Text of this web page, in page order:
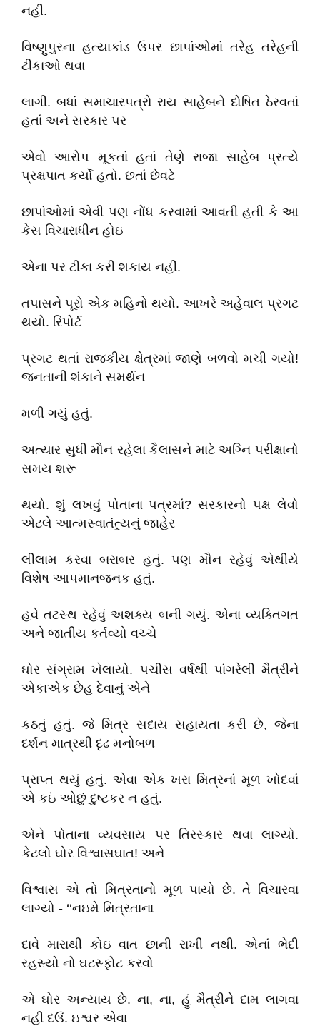
નહીં.
વિષ્ણુપુરના હત્યાકાંડ ઉપર છાપાંઓમાં તરેહ તરેહની
ટીકાઓ થવા
લાગી. બધાં સમાચારપત્રો રાય સાહેબને દોષિત ઠેરવતાં
હતાં અને સરકાર પર
એવો આરોપ મૂકતાં હતાં તેણે રાજા સાહેબ પ્રત્યે
પ્રક્ષપાત કર્યો હતો. છતાં છેવટે
છાપાંઓમાં એવી પણ નોંધ કરવામાં આવતી હતી કે આ
કેસ વિચારાધીન હોઇ
એના પર ટીકા કરી શકાય નહીં.
તપાસને પૂરો એક મહિનો થયો. આખરે અહેવાલ પ્રગટ
થયો. રિપોર્ટ
પ્રગટ થતાં રાજકીય ક્ષેત્રમાં જાણે બળવો મચી ગયો!
જનતાની શંકાને સમર્થન
મળી ગયું હતું.
અત્યાર સુધી મૌન રહેલા કૈલાસને માટે અગ્નિ પરીક્ષાનો
સમય શરૂ
થયો. શું લખવું પોતાના પત્રમાં? સરકારનો પક્ષ લેવો
એટલે આત્મસ્વાતંત્ર્યનું જાહેર
લીલામ કરવા બરાબર હતું. પણ મૌન રહેવું એથીયે
વિશેષ આપમાનજનક હતું.
હવે તટસ્થ રહેવું અશક્ય બની ગયું. એના વ્યક્તિગત
અને જાતીય કર્તવ્યો વચ્ચે
ઘોર સંગ્રામ ખેલાયો. પચીસ વર્ષથી પાંગરેલી મૈત્રીને
એકાએક છેહ દેવાનું એને
કઠતું હતું. જે મિત્ર સદાય સહાયતા કરી છે, જેના
દર્શન માત્રથી દૃઢ મનોબળ
પ્રાપ્ત થયું હતું. એવા એક ખરા મિત્રનાં મૂળ ખોદવાં
એ કઇં ઓછું દુષ્ટકર ન હતું.
એને પોતાના વ્યવસાય પર તિરસ્કાર થવા લાગ્યો.
કેટલો ઘોર વિશ્વાસઘાત! અને
વિશ્વાસ એ તો મિત્રતાનો મૂળ પાયો છે. તે વિચારવા
લાગ્યો - ‘‘નઇમે મિત્રતાના
દાવે મારાથી કોઇ વાત છાની રાખી નથી. એનાં ભેદી
રહસ્યો નો ઘટસ્ફોટ કરવો
એ ઘોર અન્યાય છે. ના, ના, હું મૈત્રીને દામ લાગવા
નહીં દઉં. ઇશ્વર એવા